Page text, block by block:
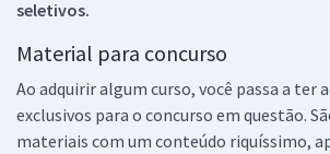
seletivos.
Material para concurso
Ao adquirir algum curso, você passa a ter
exclusivos para o concurso em questão.
materiais com um conteúdo riquíssimo,